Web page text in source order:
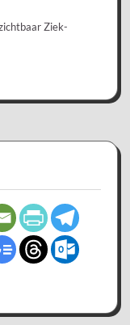
Ziek-